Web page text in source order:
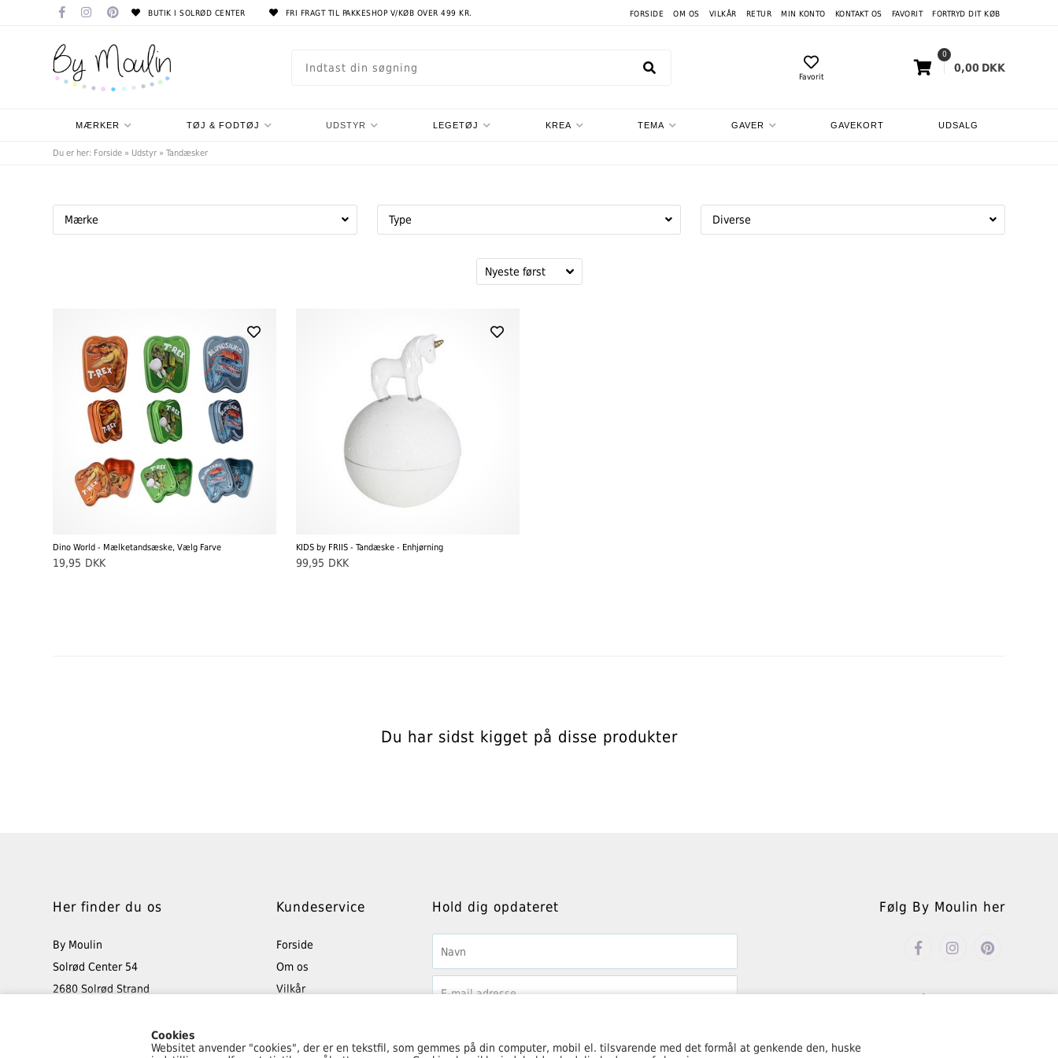
Cookies
Websitet anvender "cookies", der er en tekstfil, som gemmes på din computer, mobil el. tilsvarende med det formål at genkende den, huske
BUTIK I SOLRØD CENTER FRI FRAGT TIL PAKKESHOP V/KØB OVER 499 KR. FORSIDE OM OS VILKÅR RETUR MIN KONTO KONTAKT OS FAVORIT FORTRYD DIT KØB
Favorit
0
0,00 DKK
MÆRKER TØJ & FODTØJ UDSTYR LEGETØJ KREA TEMA GAVER GAVEKORT UDSALG
Du er her: Forside » Udstyr »Tandæsker
Mærke Type Diverse
Dino World - Mælketandsæske, Vælg Farve
19,95 DKK
KIDS by FRIIS - Tandæske - Enhjørning
99,95 DKK
Du har sidst kigget på disse produkter
Her finder du os
By Moulin
Solrød Center 54
2680 Solrød Strand
Kundeservice
Forside
Om os
Vilkår
Kontakt os
Hold dig opdateret Følg By Moulin her